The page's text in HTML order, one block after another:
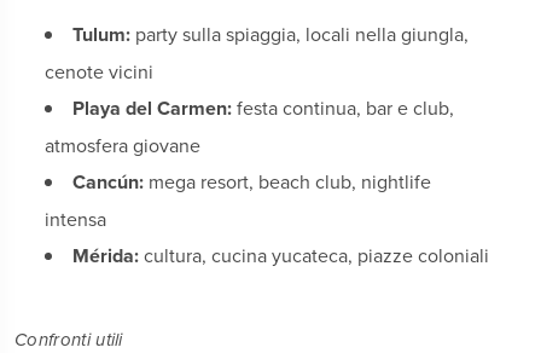
Tulum: party sulla spiaggia, locali nella giungla,
cenote vicini
Playa del Carmen:festa continua, bar e club,
atmosfera giovane
Cancún: mega resort, beach club, nightlife
intensa
Mérida:cultura, cucina yucateca, piazze coloniali
Confronti utili